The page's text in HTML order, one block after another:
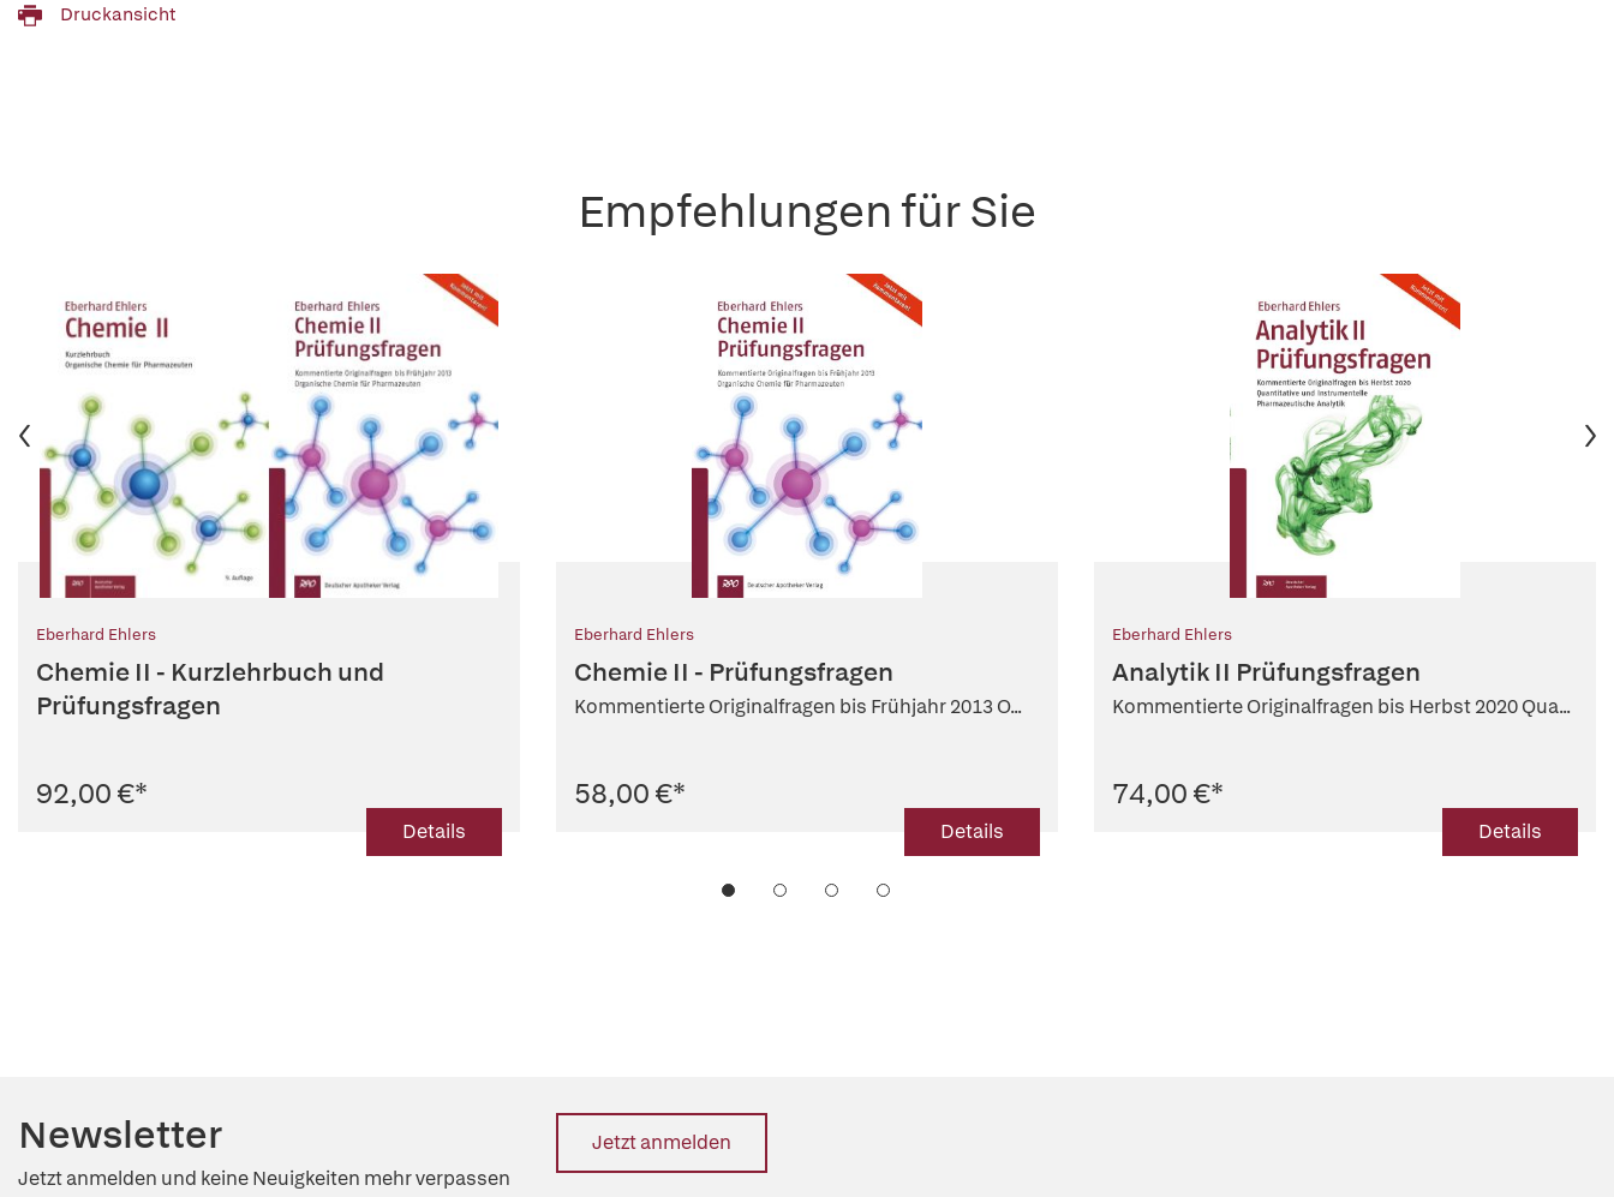
Druckansicht
Empfehlungen für Sie
Eberhard Ehlers
Chemie II - Kurzlehrbuch und
Prüfungsfragen
92,00 €*
Details
Eberhard Ehlers
Chemie II - Prüfungsfragen
Kommentierte Originalfragen bis Frühjahr 2013 O...
58,00 €*
Details
Eberhard Ehlers
Analytik II Prüfungsfragen
Kommentierte Originalfragen bis Herbst 2020 Qua...
74,00 €*
Details
Newsletter
Jetzt anmelden und keine Neuigkeiten mehr verpassen
Jetzt anmelden